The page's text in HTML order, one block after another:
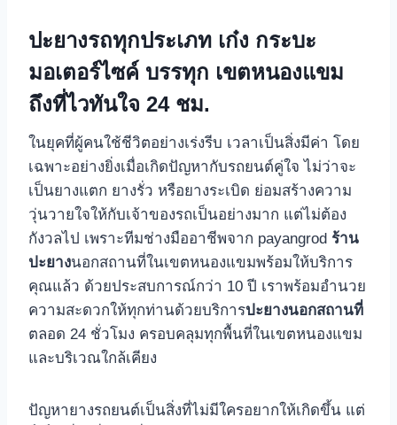
ปะยางรถทุกประเภท เก๋ง กระบะ
มอเตอร์ไซค์ บรรทุก เขตหนองแขม
ถึงที่ไวทันใจ 24 ชม.
ในยุคที่ผู้คนใช้ชีวิตอย่างเร่งรีบ เวลาเป็นสิ่งมีค่า โดย
เฉพาะอย่างยิ่งเมื่อเกิดปัญหากับรถยนต์คู่ใจ ไม่ว่าจะ
เป็นยางแตก ยางรั่ว หรือยางระเบิด ย่อมสร้างความ
วุ่นวายใจให้กับเจ้าของรถเป็นอย่างมาก แต่ไม่ต้อง
กังวลไป เพราะทีมช่างมืออาชีพจาก payangrod ร้าน
ปะยางนอกสถานที่ในเขตหนองแขมพร้อมให้บริการ
คุณแล้ว ด้วยประสบการณ์กว่า 10 ปี เราพร้อมอํานวย
ความสะดวกให้ทุกท่านด้วยบริการปะยางนอกสถานที่
ตลอด 24 ชั่วโมง ครอบคลุมทุกพื้นที่ในเขตหนองแขม
และบริเวณใกล้เคียง
ปัญหายางรถยนต์เป็นสิ่งที่ไม่มีใครอยากให้เกิดขึ้น แต่